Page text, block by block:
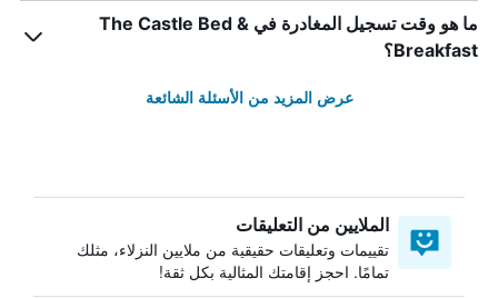
ما هو وقت تسجيل المغادرة في The Castle Bed &
Breakfast؟
عرض المزيد من الأسئلة الشائعة
الملايين من التعليقات
تقييمات وتعليقات حقيقية من ملايين النزلاء، مثلك
تمامًا. احجز إقامتك المثالية بكل ثقة!